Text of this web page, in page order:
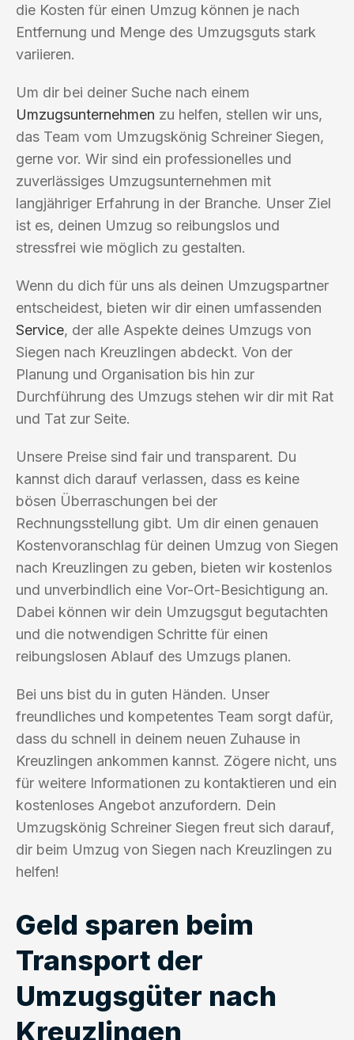
die Kosten für einen Umzug können je nach
Entfernung und Menge des Umzugsguts stark
variieren.
Um dir bei deiner Suche nach einem
Umzugsunternehmen zu helfen, stellen wir uns,
das Team vom Umzugskönig Schreiner Siegen,
gerne vor. Wir sind ein professionelles und
zuverlässiges Umzugsunternehmen mit
langjähriger Erfahrung in der Branche. Unser Ziel
ist es, deinen Umzug so reibungslos und
stressfrei wie möglich zu gestalten.
Wenn du dich für uns als deinen Umzugspartner
entscheidest, bieten wir dir einen umfassenden
Service, der alle Aspekte deines Umzugs von
Siegen nach Kreuzlingen abdeckt. Von der
Planung und Organisation bis hin zur
Durchführung des Umzugs stehen wir dir mit Rat
und Tat zur Seite.
Unsere Preise sind fair und transparent. Du
kannst dich darauf verlassen, dass es keine
bösen Überraschungen bei der
Rechnungsstellung gibt. Um dir einen genauen
Kostenvoranschlag für deinen Umzug von Siegen
nach Kreuzlingen zu geben, bieten wir kostenlos
und unverbindlich eine Vor-Ort-Besichtigung an.
Dabei können wir dein Umzugsgut begutachten
und die notwendigen Schritte für einen
reibungslosen Ablauf des Umzugs planen.
Bei uns bist du in guten Händen. Unser
freundliches und kompetentes Team sorgt dafür,
dass du schnell in deinem neuen Zuhause in
Kreuzlingen ankommen kannst. Zögere nicht, uns
für weitere Informationen zu kontaktieren und ein
kostenloses Angebot anzufordern. Dein
Umzugskönig Schreiner Siegen freut sich darauf,
dir beim Umzug von Siegen nach Kreuzlingen zu
helfen!
Geld sparen beim
Transport der
Umzugsgüter nach
Kreuzlingen